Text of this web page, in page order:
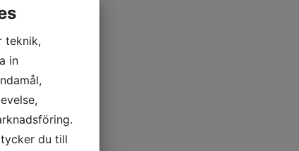
teknik,
in
du till